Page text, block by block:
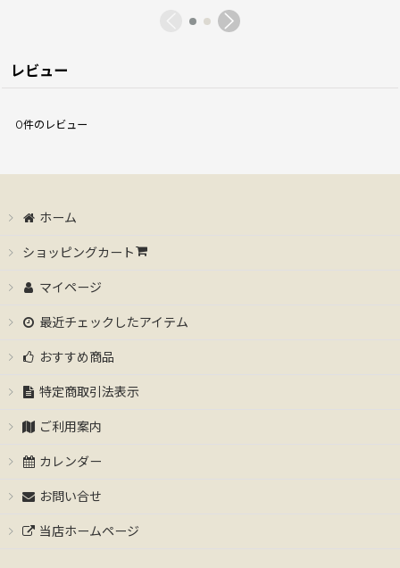
レビュー
0件のレビュー
ホーム
ショッピングカート
マイページ
最近チェックしたアイテム
おすすめ商品
特定商取引法表示
ご利用案内
カレンダー
お問い合せ
当店ホームページ